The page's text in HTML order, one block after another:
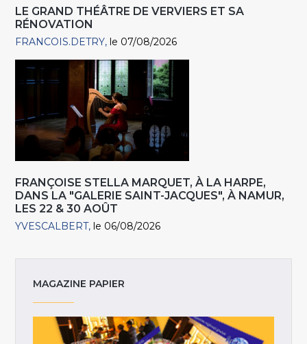
LE GRAND THÉÂTRE DE VERVIERS ET SA
RÉNOVATION
FRANCOIS.DETRY le 07/08/2026
FRANÇOISE STELLA MARQUET, À LA HARPE,
DANS LA "GALERIE SAINT-JACQUES", À NAMUR,
LES 22 & 30 AOÛT
YVESCALBERT le 06/08/2026
MAGAZINE PAPIER